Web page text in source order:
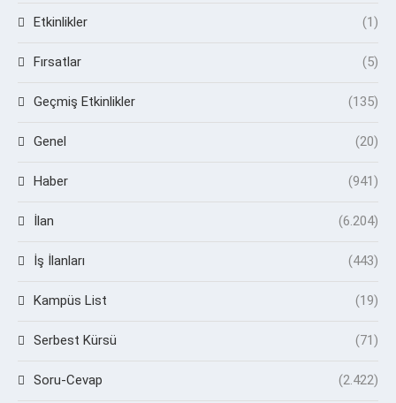
Etkinlikler (1)
Fırsatlar (5)
Geçmiş Etkinlikler (135)
Genel (20)
Haber (941)
İlan (6.204)
İş İlanları (443)
Kampüs List (19)
Serbest Kürsü (71)
Soru-Cevap (2.422)